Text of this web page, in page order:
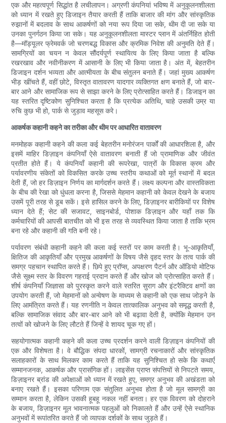
एक और महत्वपूर्ण सिद्धांत है लचीलापन। अग्रणी कंपनियां भविष्य में अनुकूलनशीलता
को ध्यान में रखते हुए डिजाइन तैयार करती हैं ताकि बाजार की मांग और सांस्कृतिक
रुझानों में बदलाव के साथ आकर्षणों को नया रूप दिया जा सके, थीम दी जा सके या
उनका पुनर्गठन किया जा सके। यह अनुकूलनशीलता मास्टर प्लान में अंतर्निहित होती
है—मॉड्यूलर फ्रेमवर्क जो चरणबद्ध विकास और क्रमिक निवेश की अनुमति देते हैं।
सामग्रियों का चयन न केवल सौंदर्यपूर्ण स्थायित्व के लिए किया जाता है बल्कि
रखरखाव और नवीनीकरण में आसानी के लिए भी किया जाता है। अंत में, बेहतरीन
डिजाइन दर्शन भव्यता और आत्मीयता के बीच संतुलन बनाते हैं। जहां मुख्य आकर्षण
भीड़ खींचते हैं, वहीं छोटे, विस्तृत वातावरण यादगार व्यक्तिगत क्षण बनाते हैं, जो बार-
बार आने और सामाजिक रूप से साझा करने के लिए प्रोत्साहित करते हैं। डिजाइन का
यह स्तरित दृष्टिकोण सुनिश्चित करता है कि प्रत्येक अतिथि, चाहे उसकी उम्र या
रुचि कुछ भी हो, पार्क से जुड़ाव महसूस करे।
आकर्षक कहानी कहने का तरीका और थीम पर आधारित वातावरण
मनमोहक कहानी कहने की कला कई बेहतरीन मनोरंजन पार्कों की आधारशिला है, और
इसमें माहिर डिज़ाइन कंपनियाँ ऐसे वातावरण बनाती हैं जो प्रामाणिक और जीवंत
प्रतीत होते हैं। ये कंपनियाँ कहानी की रूपरेखा, पात्रों के विकास क्रम और
पर्यावरणीय संकेतों को विकसित करके उच्च स्तरीय कथाओं को मूर्त स्थानों में बदल
देती हैं, जो हर डिज़ाइन निर्णय का मार्गदर्शन करते हैं। लक्ष्य कल्पना और वास्तविकता
के बीच की रेखा को धुंधला करना है, जिससे मेहमान कहानी को केवल देखने के बजाय
उसमें पूरी तरह से डूब सकें। इसे हासिल करने के लिए, डिज़ाइनर बारीकियों पर विशेष
ध्यान देते हैं; सेट की सजावट, साइनबोर्ड, पोशाक डिज़ाइन और यहाँ तक कि
कर्मचारियों की आपसी बातचीत को भी इस तरह से व्यवस्थित किया जाता है ताकि भ्रम
बना रहे और कहानी की गति बनी रहे।
पर्यावरण संबंधी कहानी कहने की कला कई स्तरों पर काम करती है। भू-आकृतियाँ,
क्षितिज की आकृतियाँ और प्रमुख आकर्षणों के विषय जैसे वृहद स्तर के तत्व पार्क की
समग्र पहचान स्थापित करते हैं। छिपे हुए प्रॉप्स, अपक्षरण पैटर्न और ऑडियो मोटिफ
जैसे सूक्ष्म स्तर के विवरण गहराई प्रदान करते हैं और खोज को प्रोत्साहित करते हैं।
शीर्ष कंपनियाँ जिज्ञासा को पुरस्कृत करने वाले स्तरित सुराग और इंटरैक्टिव क्षणों का
उपयोग करती हैं, जो मेहमानों को अन्वेषण के माध्यम से कहानी को एक साथ जोड़ने के
लिए आमंत्रित करते हैं। यह रणनीति न केवल तात्कालिक अनुभव को समृद्ध करती है,
बल्कि सामाजिक संवाद और बार-बार आने को भी बढ़ावा देती है, क्योंकि मेहमान उन
तत्वों को खोजने के लिए लौटते हैं जिन्हें वे शायद चूक गए हों।
सहयोगात्मक कहानी कहने की कला उच्च प्रदर्शन करने वाली डिज़ाइन कंपनियों की
एक और विशेषता है। वे बौद्धिक संपदा धारकों, सामग्री रचनाकारों और सांस्कृतिक
सलाहकारों के साथ मिलकर काम करते हैं ताकि यह सुनिश्चित हो सके कि कथाएँ
सम्मानजनक, आकर्षक और प्रासंगिक हों। लाइसेंस प्राप्त संपत्तियों से निपटते समय,
डिज़ाइनर ब्रांड की अपेक्षाओं को ध्यान में रखते हुए, समग्र अनुभव की अखंडता को
बनाए रखते हैं। इसका परिणाम एक संतुलित अनुभव होता है जो मूल सामग्री का
सम्मान करता है, लेकिन उसकी हूबहू नकल नहीं बनता। हर एक विवरण को दोहराने
के बजाय, डिज़ाइनर मूल भावनात्मक पहलुओं को निकालते हैं और उन्हें ऐसे स्थानिक
अनुभवों में रूपांतरित करते हैं जो व्यापक दर्शकों के साथ जुड़ते हैं।